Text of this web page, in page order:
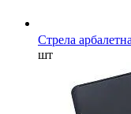
Стрела
шт